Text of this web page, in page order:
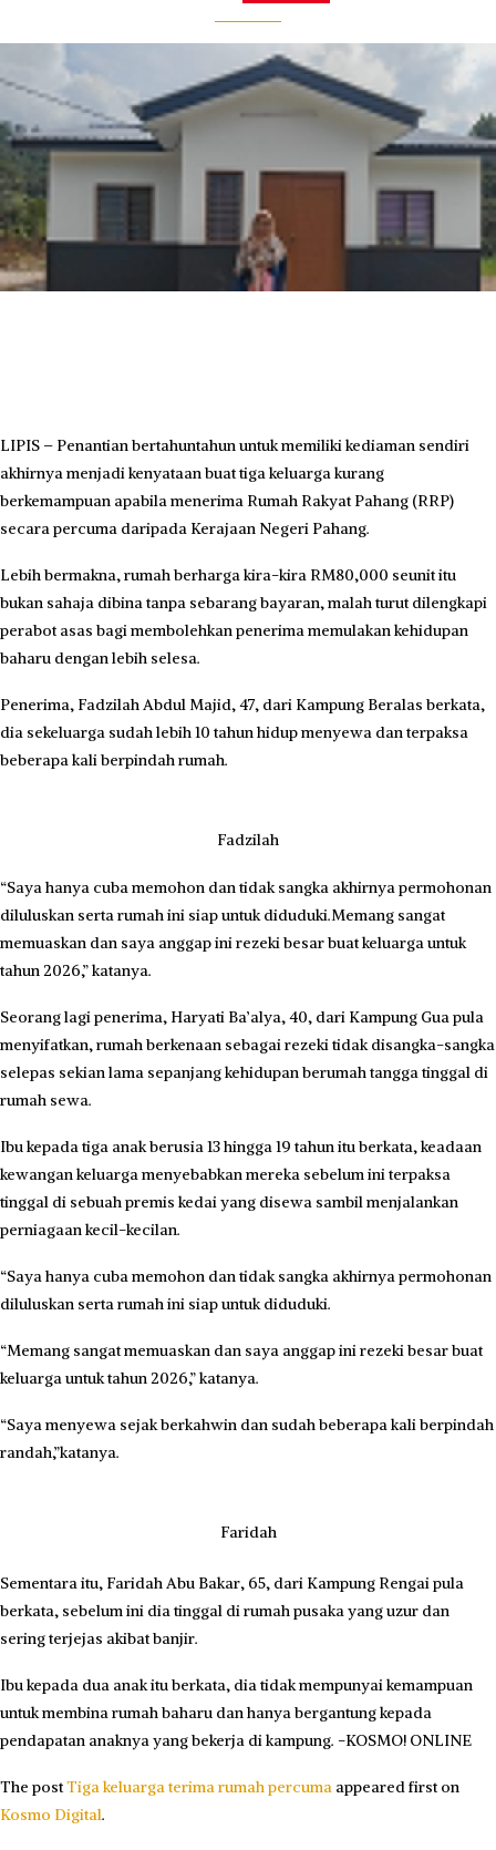
LIPIS – Penantian bertahuntahun untuk memiliki kediaman sendiri
akhirnya menjadi kenyataan buat tiga keluarga kurang
berkemampuan apabila menerima Rumah Rakyat Pahang (RRP)
secara percuma daripada Kerajaan Negeri Pahang.
Lebih bermakna, rumah berharga kira-kira RM80,000 seunit itu
bukan sahaja dibina tanpa sebarang bayaran, malah turut dilengkapi
perabot asas bagi membolehkan penerima memulakan kehidupan
baharu dengan lebih selesa.
Penerima, Fadzilah Abdul Majid, 47, dari Kampung Beralas berkata,
dia sekeluarga sudah lebih 10 tahun hidup menyewa dan terpaksa
beberapa kali berpindah rumah.
Fadzilah
“Saya hanya cuba memohon dan tidak sangka akhirnya permohonan
diluluskan serta rumah ini siap untuk diduduki.Memang sangat
memuaskan dan saya anggap ini rezeki besar buat keluarga untuk
tahun 2026,” katanya.
Seorang lagi penerima, Haryati Ba’alya, 40, dari Kampung Gua pula
menyifatkan, rumah berkenaan sebagai rezeki tidak disangka-sangka
selepas sekian lama sepanjang kehidupan berumah tangga tinggal di
rumah sewa.
Ibu kepada tiga anak berusia 13 hingga 19 tahun itu berkata, keadaan
kewangan keluarga menyebabkan mereka sebelum ini terpaksa
tinggal di sebuah premis kedai yang disewa sambil menjalankan
perniagaan kecil-kecilan.
“Saya hanya cuba memohon dan tidak sangka akhirnya permohonan
diluluskan serta rumah ini siap untuk diduduki.
“Memang sangat memuaskan dan saya anggap ini rezeki besar buat
keluarga untuk tahun 2026,” katanya.
“Saya menyewa sejak berkahwin dan sudah beberapa kali berpindah
randah,”katanya.
Faridah
Sementara itu, Faridah Abu Bakar, 65, dari Kampung Rengai pula
berkata, sebelum ini dia tinggal di rumah pusaka yang uzur dan
sering terjejas akibat banjir.
Ibu kepada dua anak itu berkata, dia tidak mempunyai kemampuan
untuk membina rumah baharu dan hanya bergantung kepada
pendapatan anaknya yang bekerja di kampung. -KOSMO! ONLINE
The postTiga keluarga terima rumah percuma appeared first on
Kosmo Digital.